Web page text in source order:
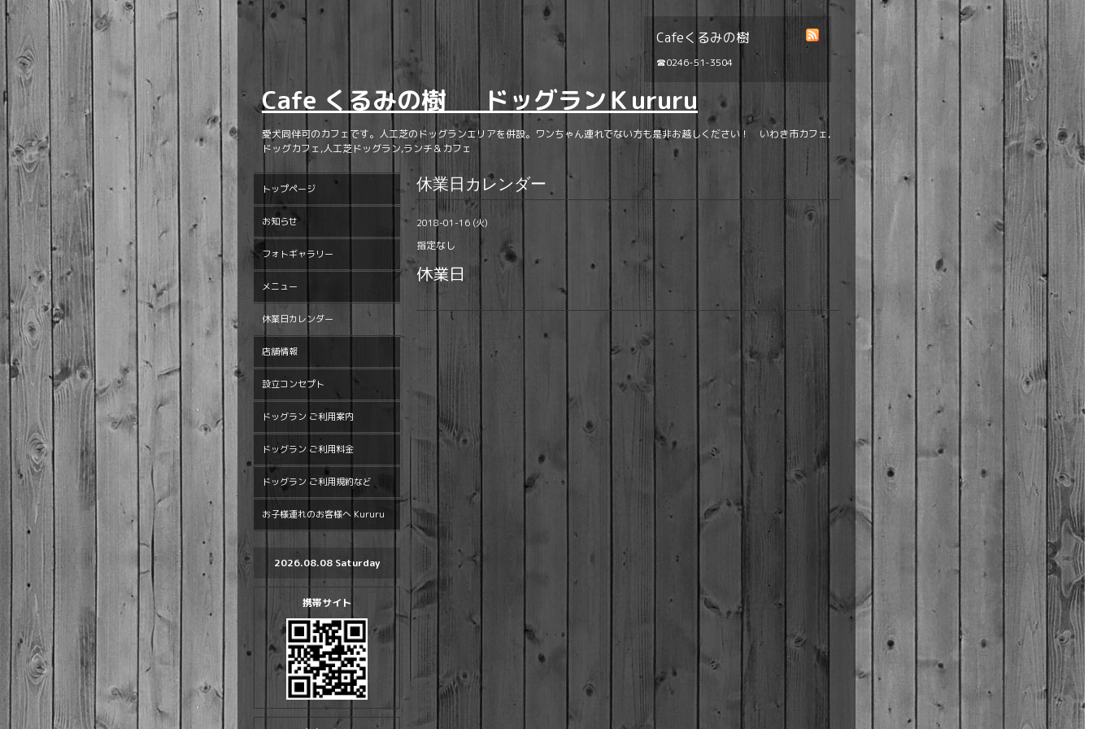
Cafeくるみの樹
☎0246-51-3504
Cafe くるみの樹 ドッグランＫururu
愛犬同伴可のカフェです。人工芝のドッグランエリアを併設。ワンちゃん連れでない方も是非お越しください！ いわき市カフェ,
ドッグカフェ,人工芝ドッグラン,ランチ＆カフェ
休業日カレンダー
2018-01-16 (火)
指定なし
休業日
トップページ
お知らせ
フォトギャラリー
メニュー
休業日カレンダー
店舗情報
設立コンセプト
ドッグラン ご利用案内
ドッグラン ご利用料金
ドッグラン ご利用規約など
お子様連れのお客様へ Kururu
2026.08.08 Saturday
携帯サイト